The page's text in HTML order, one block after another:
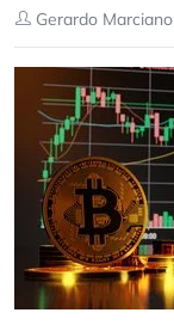
Gerardo Marciano